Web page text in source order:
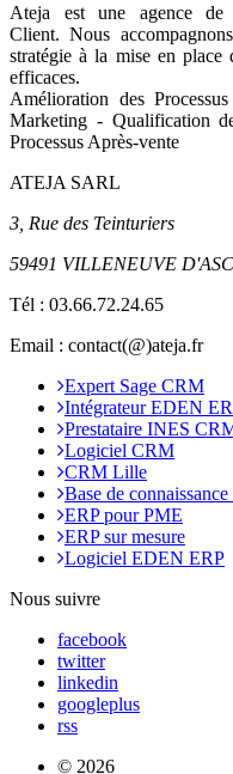
Ateja est une agence
Client.Nous
stratégie à la mise en
efficaces.
Amélioration des
Marketing - Qualification
Processus Après-vente
ATEJA SARL
3, Rue des Teinturiers
59491 VILLENEUVE
Tél : 03.66.72.24.65
Email : contact(@)ateja.fr
Expert Sage CRM
Intégrateur EDEN
Prestataire INES
Logiciel CRM
CRM Lille
Base de
ERP pour PME
ERP sur mesure
Logiciel EDEN ERP
Nous suivre
facebook
twitter
linkedin
googleplus
rss
© 2026